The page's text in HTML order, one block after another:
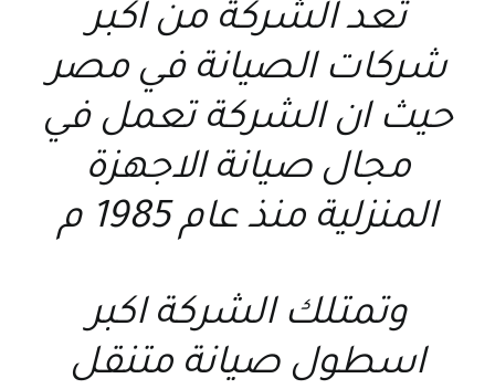
تعد الشركة من اكبر
شركات الصيانة في مصر
حيث ان الشركة تعمل في
مجال صيانة الاجهزة
المنزلية منذ عام 1985 م
وتمتلك الشركة اكبر
اسطول صيانة متنقل